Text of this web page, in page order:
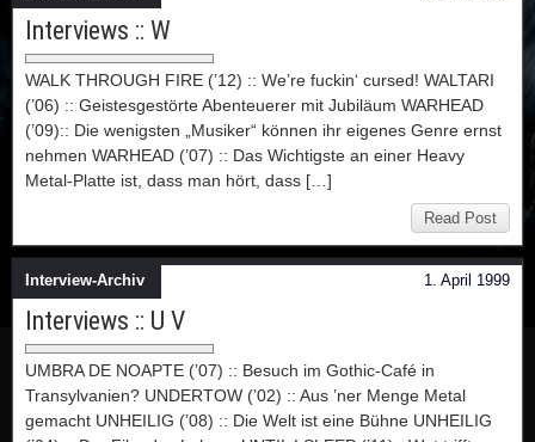
Interviews :: W
WALK THROUGH FIRE (’12) :: We’re fuckin‘ cursed! WALTARI
(’06) :: Geistesgestörte Abenteuerer mit Jubiläum WARHEAD
(’09):: Die wenigsten „Musiker“ können ihr eigenes Genre ernst
nehmen WARHEAD (’07) :: Das Wichtigste an einer Heavy
Metal-Platte ist, dass man hört, dass […]
Read Post
1. April 1999
Interview-Archiv
Interviews :: U V
UMBRA DE NOAPTE (’07) :: Besuch im Gothic-Café in
Transylvanien? UNDERTOW (’02) :: Aus ’ner Menge Metal
gemacht UNHEILIG (’08) :: Die Welt ist eine Bühne UNHEILIG